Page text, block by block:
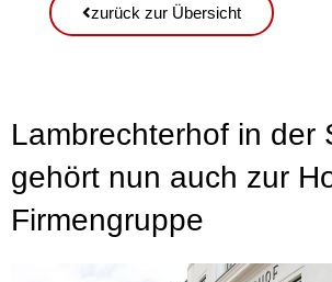
zurück zur Übersicht
Lambrechterhof in der
gehört nun auch zur
Firmengruppe